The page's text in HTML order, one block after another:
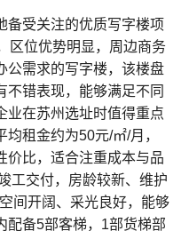
备受关注的优质写字楼项
区位优势明显，周边商务
公需求的写字楼，该楼盘
不错表现，能够满足不同
业在苏州选址时值得重点
租金约为50元/㎡/月，
价比，适合注重成本与品
工交付，房龄较新、维护
间开阔、采光良好，能够
配备5部客梯，1部货梯部